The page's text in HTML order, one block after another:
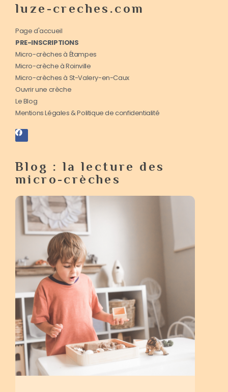
luze-creches.com
Page d'accueil
PRE-INSCRIPTIONS
Micro-crèches à Étampes
Micro-crèche à Roinville
Micro-crèches à St-Valery-en-Caux
Ouvrir une crèche
Le Blog
Mentions Légales & Politique de confidentialité
Blog : la lecture des
micro-crèches